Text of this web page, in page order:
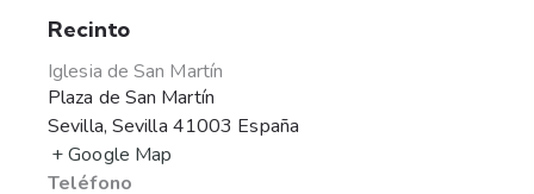
Recinto
Iglesia de San Martín
Plaza de San Martín
Sevilla, Sevilla 41003 España
+ Google Map
Teléfono